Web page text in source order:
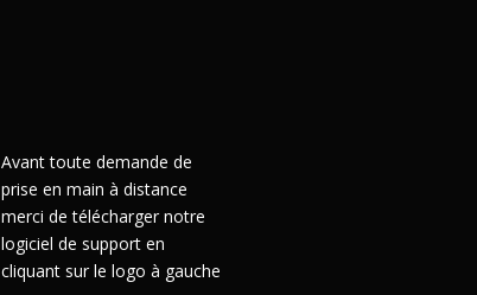
Avant toute demande de
prise en main à distance
merci de télécharger notre
logiciel de support en
cliquant sur le logo à gauche